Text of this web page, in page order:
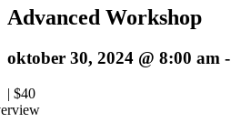
Advanced Workshop
oktober 30, 2024 @ 8:00 am -
| $40